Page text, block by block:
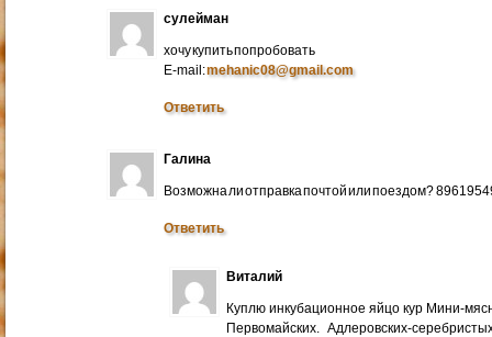
сулейман
хочу купить попробовать
E-mail:mehanic08@gmail.com
Ответить
Галина
Возможна ли отправка почтой или поездом?
Ответить
Виталий
Куплю инкубационное яйцо кур Мини-
Первомайских. Адлеровских-